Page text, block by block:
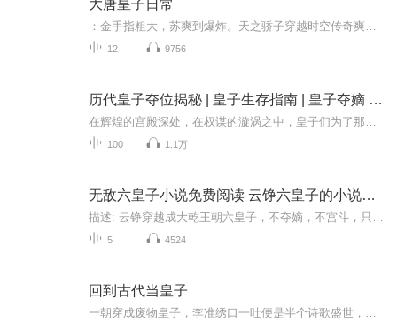
大唐皇子日常
12 9756
历代皇子夺位揭秘 | 皇子生存指南 | 皇子夺嫡 | 上位权数揭秘
100 1.1万
无敌六皇子小说免费阅读 云铮六皇子的小说免费阅读
5 4524
回到古代当皇子